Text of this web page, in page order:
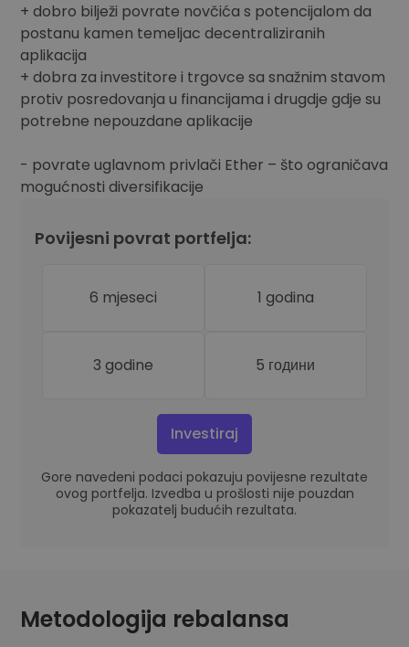
+ dobro bilježi povrate novčića s potencijalom da
postanu kamen temeljac decentraliziranih
aplikacija
+ dobra za investitore i trgovce sa snažnim stavom
protiv posredovanja u financijama i drugdje gdje su
potrebne nepouzdane aplikacije
- povrate uglavnom privlači Ether – što ograničava
mogućnosti diversifikacije
Povijesni povrat portfelja:
6 mjeseci 1 godina
3 godine 5 години
Investiraj
Gore navedeni podaci pokazuju povijesne rezultate
ovog portfelja. Izvedba u prošlosti nije pouzdan
pokazatelj budućih rezultata.
Metodologija rebalansa